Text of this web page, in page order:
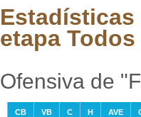
Estadísticas
etapa
Ofensiva de
CB VB C H AVE